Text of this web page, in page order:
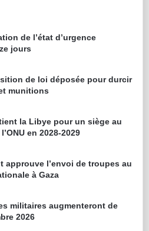
de l’état d’urgence
jours
de loi déposée pour durcir
munitions
la Libye pour un siège au
en 2028-2029
approuve l’envoi de troupes au
à Gaza
militaires augmenteront de
2026